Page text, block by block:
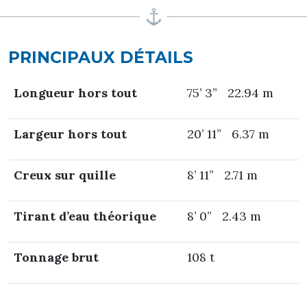
PRINCIPAUX DÉTAILS
Longueur hors tout 75’ 3” 22.94 m
Largeur hors tout 20’ 11” 6.37 m
Creux sur quille 8’ 11” 2.71 m
Tirant d’eau théorique 8’ 0” 2.43 m
Tonnage brut 108 t